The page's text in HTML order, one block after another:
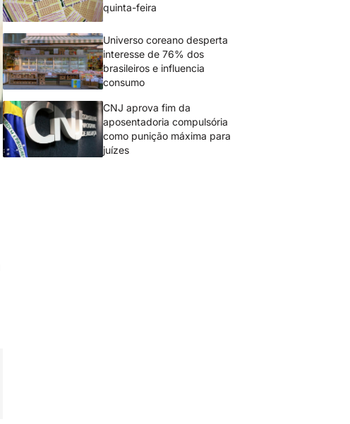
quinta-feira
Universo coreano desperta
interesse de 76% dos
brasileiros e influencia
consumo
CNJ aprova fim da
aposentadoria compulsória
como punição máxima para
juízes